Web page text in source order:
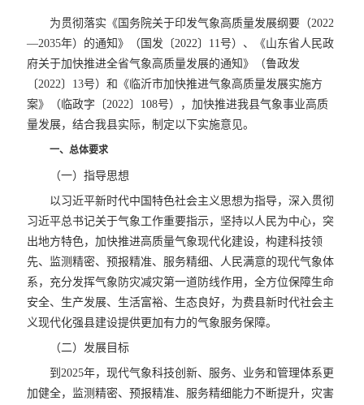
为贯彻落实《国务院关于印发气象高质量发展纲要（2022
—2035年）的通知》（国发〔2022〕11号）、《山东省人民政
府关于加快推进全省气象高质量发展的通知》（鲁政发
〔2022〕13号）和《临沂市加快推进气象高质量发展实施方
案》（临政字〔2022〕108号），加快推进我县气象事业高质
量发展，结合我县实际，制定以下实施意见。
一、总体要求
（一）指导思想
以习近平新时代中国特色社会主义思想为指导，深入贯彻
习近平总书记关于气象工作重要指示，坚持以人民为中心，突
出地方特色，加快推进高质量气象现代化建设，构建科技领
先、监测精密、预报精准、服务精细、人民满意的现代气象体
系，充分发挥气象防灾减灾第一道防线作用，全方位保障生命
安全、生产发展、生活富裕、生态良好，为费县新时代社会主
义现代化强县建设提供更加有力的气象服务保障。
（二）发展目标
到2025年，现代气象科技创新、服务、业务和管理体系更
加健全，监测精密、预报精准、服务精细能力不断提升，灾害